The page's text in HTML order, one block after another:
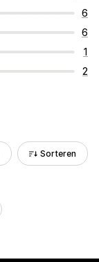
6
6
1
2
Sorteren